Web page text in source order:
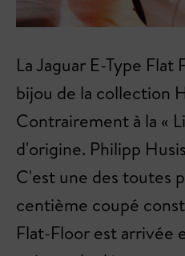
La Jaguar E-Type
bijou de la collection
Contrairement à la «
d'origine. Philipp
C'est une des toutes
centième coupé
Flat-Floor est arrivée